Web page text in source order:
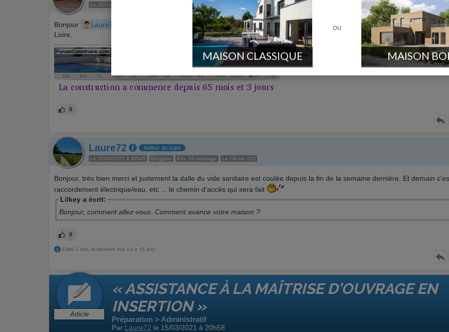
Le 15/03/2021 à 17h35 Env. 300 message Tours (37)
Bonjour Laure72
, je vais suivre votre récit, je fais également construire par le même constructeur que vous en Indre-et-
Loire.
0
Laure72 Auteur du sujet
Le 15/03/2021 à 20h45 Bloggeur Env. 20 message La Flèche (72)
Bonjour, très bien merci et justement la dalle du vide sanitaire est coulée depuis la fin de la semaine dernière. Et demain
raccordement électrique/eau, etc ... le chemin d'accès qui sera fait
Lilkey a écrit:
Bonjour, comment allez-vous. Comment avance votre maison ?
0
Edité 1 fois, la dernière fois il y a +5 ans.
Article
« ASSISTANCE À LA MAÎTRISE D’OUVRAGE EN
INSERTION »
Préparation > Administratif
Par Laure72 le 15/03/2021 à 20h58
MAISON CLASSIQUE
ou
MAISON